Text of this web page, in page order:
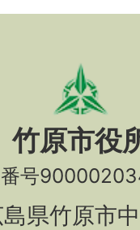
竹原市役
号
県竹原市